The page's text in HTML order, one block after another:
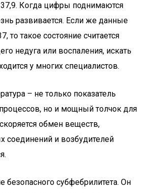
37,9. Когда цифры поднимаются
развивается. Если же данные
то такое состояние считается
недуга или воспаления, искать
у многих специалистов.
– не только показатель
но и мощный толчок для
обмен веществ,
соединений и возбудителей
безопасного субфебрилитета. Он